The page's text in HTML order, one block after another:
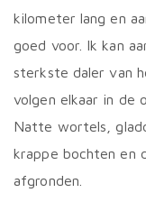
kilometer lang en
goed voor. Ik kan
sterkste daler van
volgen elkaar in de
Natte wortels,
krappe bochten en
afgronden.